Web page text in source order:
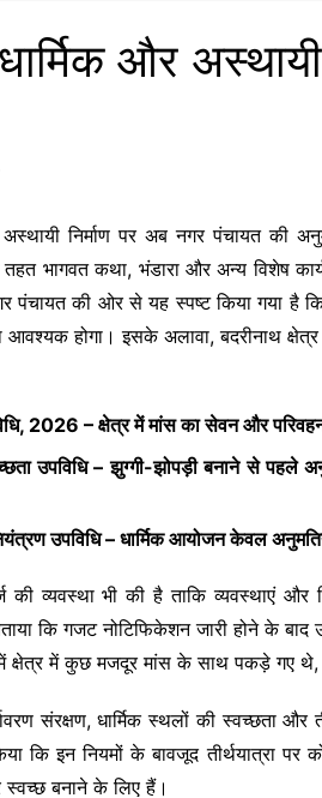
और
निर्माण पर अब नगर पंचायत की
के तहत भागवत कथा, भंडारा और अन्य विशेष
पंचायत की ओर से यह स्पष्ट किया गया है
होगा। इसके अलावा, बदरीनाथ क्षेत्र
2026 – क्षेत्र में मांस का सेवन और
उपविधि – झुग्गी-झोपड़ी बनाने से पहले
उपविधि – धार्मिक आयोजन केवल
व्यवस्था भी की है ताकि व्यवस्थाएं
कि गजट नोटिफिकेशन जारी होने के बाद
में क्षेत्र में कुछ मजदूर मांस के साथ पकड़े गए थे,
संरक्षण, धार्मिक स्थलों की स्वच्छता और
कि इन नियमों के बावजूद तीर्थयात्रा पर
स्वच्छ बनाने के लिए हैं।